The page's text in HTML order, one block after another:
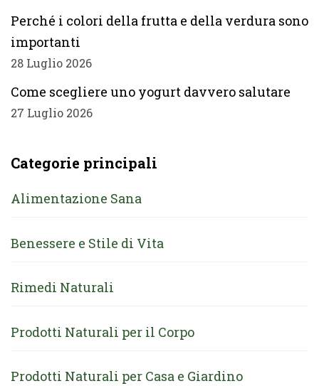
Perché i colori della frutta e della verdura sono
importanti
28 Luglio 2026
Come scegliere uno yogurt davvero salutare
27 Luglio 2026
Categorie principali
Alimentazione Sana
Benessere e Stile di Vita
Rimedi Naturali
Prodotti Naturali per il Corpo
Prodotti Naturali per Casa e Giardino